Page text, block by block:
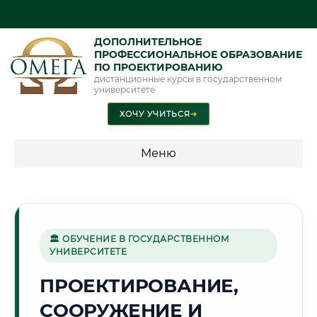
ДОПОЛНИТЕЛЬНОЕ
ПРОФЕССИОНАЛЬНОЕ ОБРАЗОВАНИЕ
ПО ПРОЕКТИРОВАНИЮ
дистанционные курсы в государственном
университете
ХОЧУ УЧИТЬСЯ➜
Меню
🌊
Г. ТАГАНРОГ
🏛 ОБУЧЕНИЕ В ГОСУДАРСТВЕННОМ
УНИВЕРСИТЕТЕ
ПРОЕКТИРОВАНИЕ,
СООРУЖЕНИЕ И